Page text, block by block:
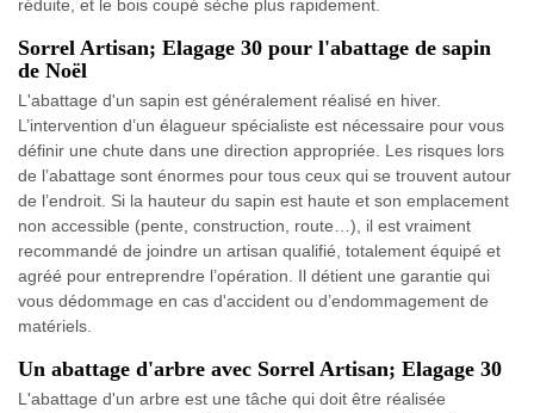
réduite, et le bois coupé sèche plus rapidement.
Sorrel Artisan; Elagage 30 pour l'abattage de sapin
de Noël
L'abattage d'un sapin est généralement réalisé en hiver.
L’intervention d’un élagueur spécialiste est nécessaire pour vous
définir une chute dans une direction appropriée. Les risques lors
de l’abattage sont énormes pour tous ceux qui se trouvent autour
de l’endroit. Si la hauteur du sapin est haute et son emplacement
non accessible (pente, construction, route…), il est vraiment
recommandé de joindre un artisan qualifié, totalement équipé et
agréé pour entreprendre l’opération. Il détient une garantie qui
vous dédommage en cas d'accident ou d’endommagement de
matériels.
Un abattage d'arbre avec Sorrel Artisan; Elagage 30
L'abattage d'un arbre est une tâche qui doit être réalisée